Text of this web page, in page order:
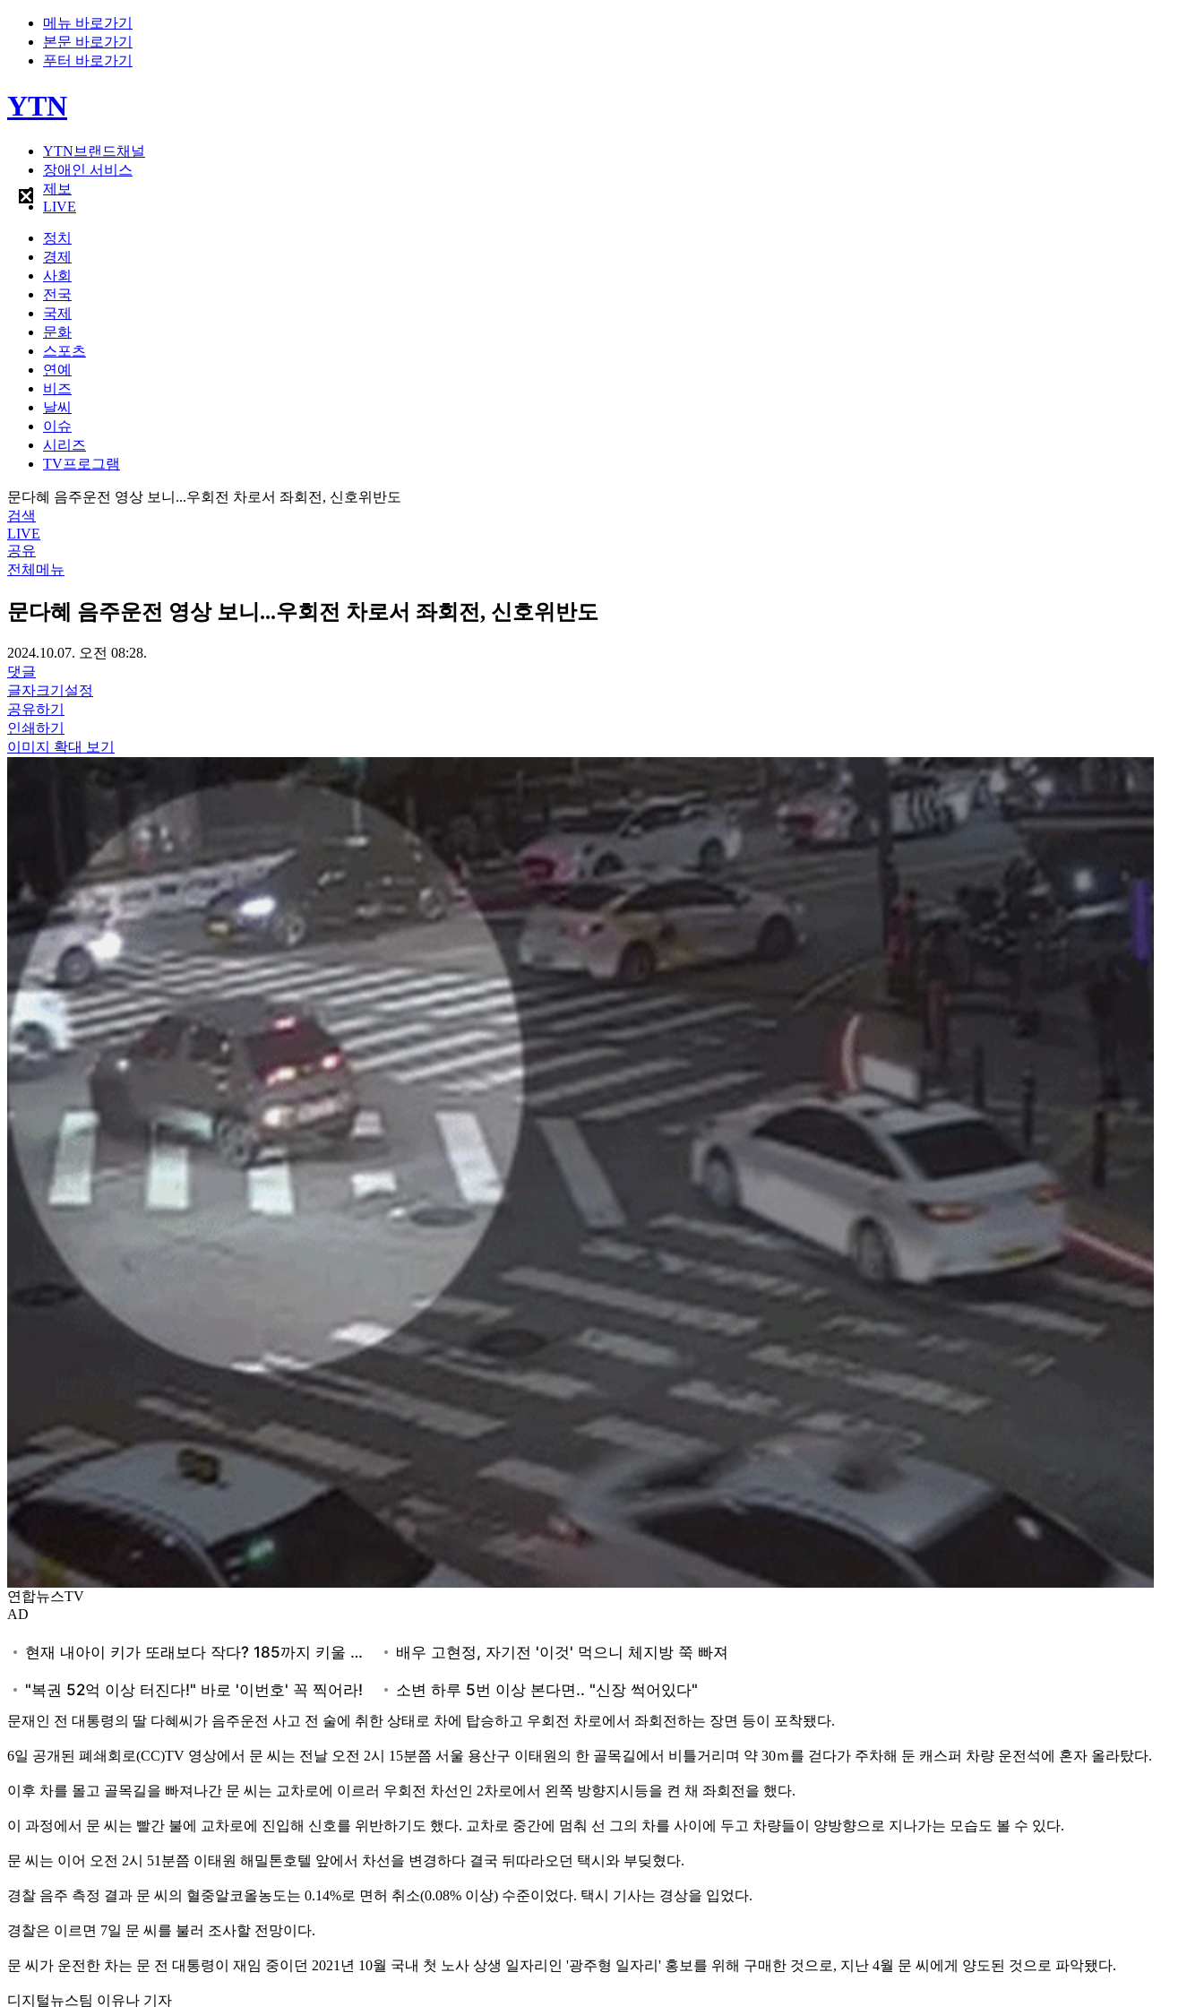
메뉴 바로가기
본문 바로가기
푸터 바로가기
YTN
YTN브랜드채널
장애인 서비스
제보
LIVE
정치
경제
사회
전국
국제
문화
스포츠
연예
비즈
날씨
이슈
시리즈
TV프로그램
문다혜 음주운전 영상 보니...우회전 차로서 좌회전, 신호위반도
검색
LIVE
공유
전체메뉴
문다혜 음주운전 영상 보니...우회전 차로서 좌회전, 신호위반도
2024.10.07. 오전 08:28.
댓글
글자크기설정
공유하기
인쇄하기
이미지 확대 보기
연합뉴스TV
AD
문재인 전 대통령의 딸 다혜씨가 음주운전 사고 전 술에 취한 상태로 차에 탑승하고 우회전 차로에서 좌회전하는 장면 등이 포착됐다.
6일 공개된 폐쇄회로(CC)TV 영상에서 문 씨는 전날 오전 2시 15분쯤 서울 용산구 이태원의 한 골목길에서 비틀거리며 약 30ｍ를 걷다가 주차해 둔 캐스퍼 차량 운전석에 혼자 올라탔다.
이후 차를 몰고 골목길을 빠져나간 문 씨는 교차로에 이르러 우회전 차선인 2차로에서 왼쪽 방향지시등을 켠 채 좌회전을 했다.
이 과정에서 문 씨는 빨간 불에 교차로에 진입해 신호를 위반하기도 했다. 교차로 중간에 멈춰 선 그의 차를 사이에 두고 차량들이 양방향으로 지나가는 모습도 볼 수 있다.
문 씨는 이어 오전 2시 51분쯤 이태원 해밀톤호텔 앞에서 차선을 변경하다 결국 뒤따라오던 택시와 부딪혔다.
경찰 음주 측정 결과 문 씨의 혈중알코올농도는 0.14%로 면허 취소(0.08% 이상) 수준이었다. 택시 기사는 경상을 입었다.
경찰은 이르면 7일 문 씨를 불러 조사할 전망이다.
문 씨가 운전한 차는 문 전 대통령이 재임 중이던 2021년 10월 국내 첫 노사 상생 일자리인 '광주형 일자리' 홍보를 위해 구매한 것으로, 지난 4월 문 씨에게 양도된 것으로 파악됐다.
디지털뉴스팀 이유나 기자